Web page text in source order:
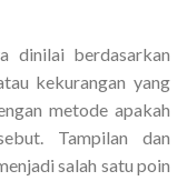
dinilai berdasarkan
kekurangan yang
metode apakah
Tampilan dan
salah satu poin